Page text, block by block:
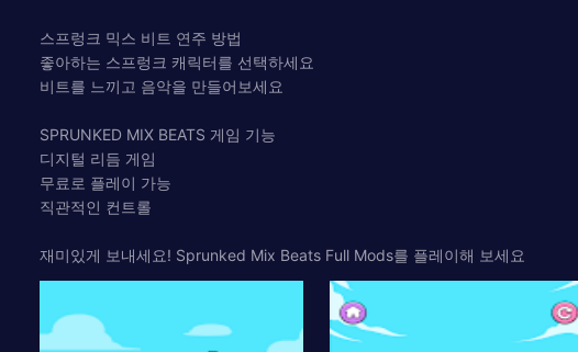
스프렁크 믹스 비트 연주 방법
좋아하는 스프렁크 캐릭터를 선택하세요
비트를 느끼고 음악을 만들어보세요
SPRUNKED MIX BEATS 게임 기능
디지털 리듬 게임
무료로 플레이 가능
직관적인 컨트롤
재미있게 보내세요! Sprunked Mix Beats Full Mods를 플레이해 보세요